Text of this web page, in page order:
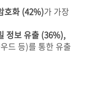
호화 (42%)가 가장
정보 유출 (36%),
드 등)를 통한 유출